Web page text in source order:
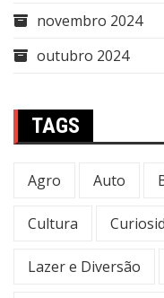
novembro 2024
outubro 2024
TAGS
Agro Auto
Cultura
Lazer e Diversão